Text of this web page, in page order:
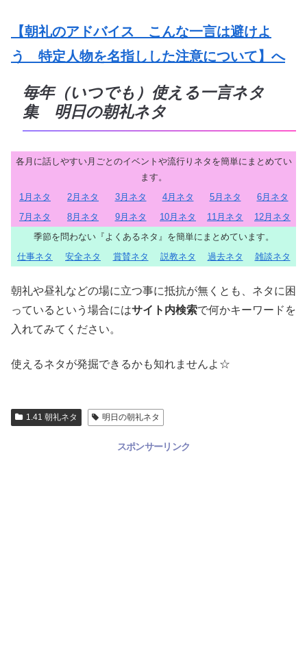
【朝礼のアドバイス こんな一言は避けよ
う 特定人物を名指しした注意について】へ
毎年（いつでも）使える一言ネタ
集 明日の朝礼ネタ
各月に話しやすい月ごとのイベントや流行りネタを簡単にまとめてい
ます。
1月ネタ
2月ネタ 3月ネタ 4月ネタ 5月ネタ
6月ネタ
7月ネタ
8月ネタ 9月ネタ 10月ネタ 11月ネタ
12月ネタ
季節を問わない『よくあるネタ』を簡単にまとめています。
仕事ネタ
安全ネタ 賞賛ネタ 説教ネタ 過去ネタ 雑談ネタ
朝礼や昼礼などの場に立つ事に抵抗が無くとも、ネタに困
っているという場合にはサイト内検索で何かキーワードを
入れてみてください。
使えるネタが発掘できるかも知れませんよ☆
1.41 朝礼ネタ 明日の朝礼ネタ
スポンサーリンク